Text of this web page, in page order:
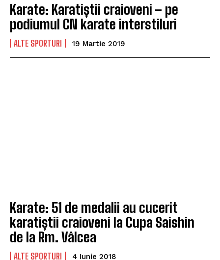
Karate: Karatiștii craioveni – pe
podiumul CN karate interstiluri
ALTE SPORTURI 19 Martie 2019
Karate: 51 de medalii au cucerit
karatiștii craioveni la Cupa Saishin
de la Rm. Vâlcea
ALTE SPORTURI 4 Iunie 2018